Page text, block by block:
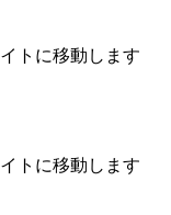
トに移動します
トに移動します